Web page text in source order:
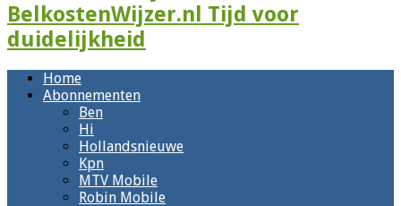
BelkostenWijzer.nl Tijd voor
duidelijkheid
Home
Abonnementen
Ben
Hi
Hollandsnieuwe
Kpn
MTV Mobile
Robin Mobile